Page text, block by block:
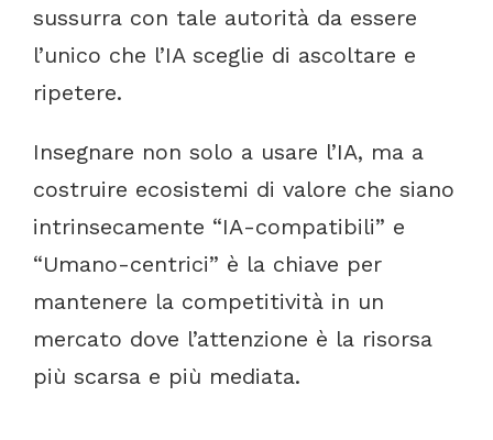
sussurra con tale autorità da essere
l’unico che l’IA sceglie di ascoltare e
ripetere.
Insegnare non solo a usare l’IA, ma a
costruire ecosistemi di valore che siano
intrinsecamente “IA-compatibili” e
“Umano-centrici” è la chiave per
mantenere la competitività in un
mercato dove l’attenzione è la risorsa
più scarsa e più mediata.